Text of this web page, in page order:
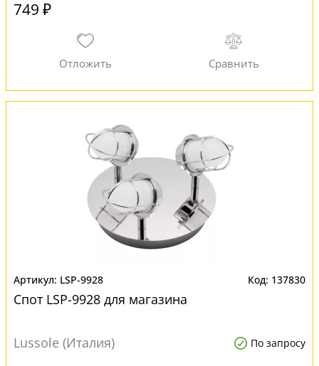
749 ₽
LSP-9928 137830
Спот LSP-9928 для магазина
Lussole (Италия) По запросу